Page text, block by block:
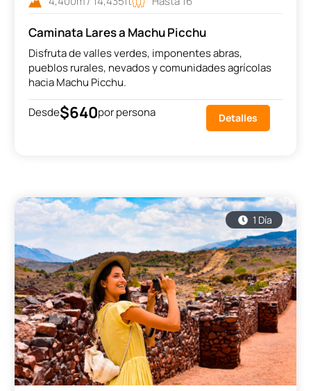
Caminata Lares a Machu Picchu
Disfruta de valles verdes, imponentes abras,
pueblos rurales, nevados y comunidades agrícolas
hacia Machu Picchu.
Desde$640por persona Detalles
1 Día